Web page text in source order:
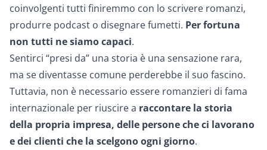
coinvolgenti tutti finiremmo con lo scrivere romanzi,
produrre podcast o disegnare fumetti. Per fortuna
non tutti ne siamo capaci.
Sentirci “presi da” una storia è una sensazione rara,
ma se diventasse comune perderebbe il suo fascino.
Tuttavia, non è necessario essere romanzieri di fama
internazionale per riuscire a raccontare la storia
della propria impresa, delle persone che ci lavorano
e dei clienti che la scelgono ogni giorno.